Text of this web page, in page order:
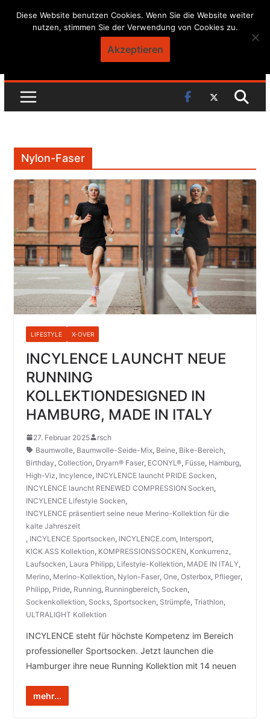
Skip
Nylon-Faser
LIFESTYLE X-OVER
INCYLENCE LAUNCHT NEUE
RUNNING
KOLLEKTIONDESIGNED IN
HAMBURG, MADE IN ITALY
27. Februar 2025
rsch
Baumwolle, Baumwolle-Seide-Mix, Beine, Bike-Bereich,
Birthday, Collection, Dryarn® Faser, ECONYL®, Füsse, Hamburg,
High-Viz, Incylence, INCYLENCE launcht PRIDE Socken,
INCYLENCE launcht RENEWED COMPRESSION Socken,
INCYLENCE Lifestyle Socken,
INCYLENCE präsentiert seine neue Merino-Kollektion für die
kalte Jahreszeit
, INCYLENCE Sportsocken, INCYLENCE.com, Intersport,
KICK ASS Kollektion, KOMPRESSIONSSOCKEN, Konkurrenz,
Laufsocken, Laura Philipp, Lifestyle-Kollektion, MADE IN ITALY,
Merino, Merino-Kollektion, Nylon-Faser, One, Osterbox, Pflieger,
Philipp, Pride, Running, Runningbereich, Socken,
Sockenkollektion, Socks, Sportsocken, Strümpfe, Triathlon,
ULTRALIGHT Kollektion
INCYLENCE steht für höchste Kompetenz im Bereich
professioneller Sportsocken. Jetzt launchen die
Hamburger ihre neue Running Kollektion mit 14 neuen
mehr...
Diese Website benutzen Cookies. Wenn Sie die Website weiter
nutzen, stimmen Sie der Verwendung von Cookies zu.
Akzeptieren